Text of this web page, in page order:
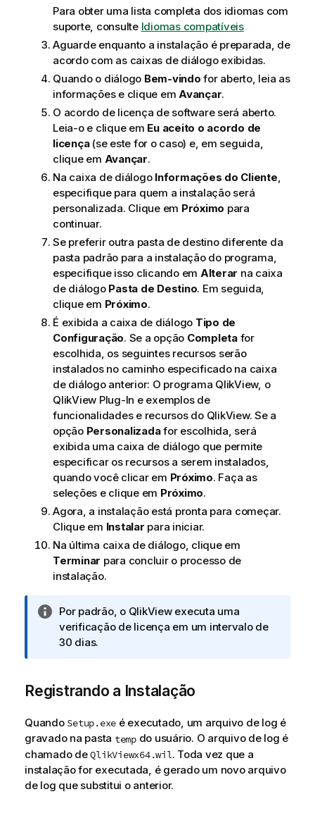
Para obter uma lista completa dos idiomas com
suporte, consulte Idiomas compatíveis
Aguarde enquanto a instalação é preparada, de
acordo com as caixas de diálogo exibidas.
Quando o diálogo Bem-vindo for aberto, leia as
informações e clique em Avançar.
O acordo de licença de software será aberto.
Leia-o e clique em Eu aceito o acordo de
licença(se este for o caso) e, em seguida,
clique em Avançar.
Na caixa de diálogo Informações do Cliente,
especifique para quem a instalação será
personalizada. Clique em Próximo para
continuar.
Se preferir outra pasta de destino diferente da
pasta padrão para a instalação do programa,
especifique isso clicando em Alterar na caixa
de diálogo Pasta de Destino. Em seguida,
clique em Próximo.
É exibida a caixa de diálogo Tipo de
Configuração. Se a opção Completafor
escolhida, os seguintes recursos serão
instalados no caminho especificado na caixa
de diálogo anterior: O programa QlikView, o
QlikView Plug-In e exemplos de
funcionalidades e recursos do QlikView. Se a
opção Personalizadafor escolhida, será
exibida uma caixa de diálogo que permite
especificar os recursos a serem instalados,
quando você clicar em Próximo. Faça as
seleções e clique em Próximo.
Agora, a instalação está pronta para começar.
Clique em Instalar para iniciar.
Na última caixa de diálogo, clique em
Terminar para concluir o processo de
instalação.
N
o
t
n
o
r
m
a
t
Por padrão, o QlikViewexecuta uma
verificação de licença em um intervalo de
30 dias.
Registrando a Instalação
Quando Setup.exe é executado, um arquivo de log é
gravado na pasta tempdo usuário. O arquivo de log é
chamado deQlikViewx64.wil. Toda vez que a
instalação for executada, é gerado um novo arquivo
de log que substitui o anterior.